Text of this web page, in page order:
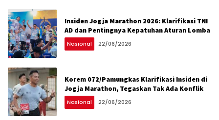
Insiden Jogja Marathon 2026: Klarifikasi TNI
AD dan Pentingnya Kepatuhan Aturan Lomba
Nasional 22/06/2026
Korem 072/Pamungkas Klarifikasi Insiden di
Jogja Marathon, Tegaskan Tak Ada Konflik
Nasional 22/06/2026